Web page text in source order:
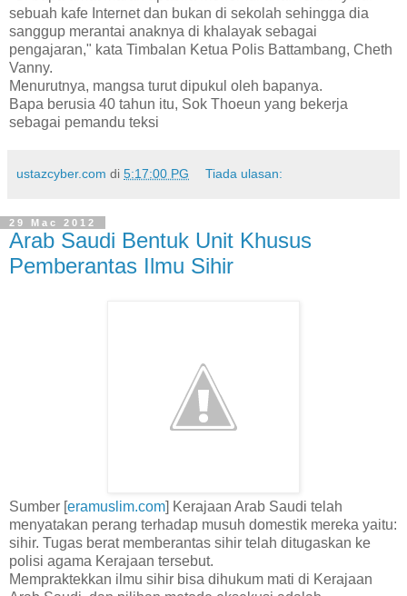
sebuah kafe Internet dan bukan di sekolah sehingga dia
sanggup merantai anaknya di khalayak sebagai
pengajaran," kata Timbalan Ketua Polis Battambang, Cheth
Vanny.
Menurutnya, mangsa turut dipukul oleh bapanya.
Bapa berusia 40 tahun itu, Sok Thoeun yang bekerja
sebagai pemandu teksi
ustazcyber.com di 5:17:00 PG Tiada ulasan:
29 Mac 2012
Arab Saudi Bentuk Unit Khusus
Pemberantas Ilmu Sihir
Sumber [eramuslim.com] Kerajaan Arab Saudi telah
menyatakan perang terhadap musuh domestik mereka yaitu:
sihir. Tugas berat memberantas sihir telah ditugaskan ke
polisi agama Kerajaan tersebut.
Mempraktekkan ilmu sihir bisa dihukum mati di Kerajaan